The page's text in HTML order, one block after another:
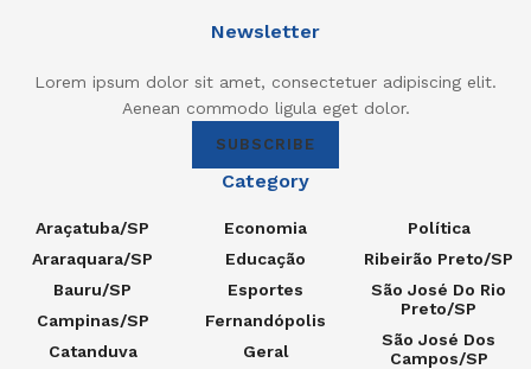
Newsletter
Lorem ipsum dolor sit amet, consectetuer adipiscing elit.
Aenean commodo ligula eget dolor.
SUBSCRIBE
Category
Araçatuba/SP
Araraquara/SP
Bauru/SP
Campinas/SP
Catanduva
Economia
Educação
Esportes
Fernandópolis
Geral
Política
Ribeirão Preto/SP
São José Do Rio
Preto/SP
São José Dos
Campos/SP